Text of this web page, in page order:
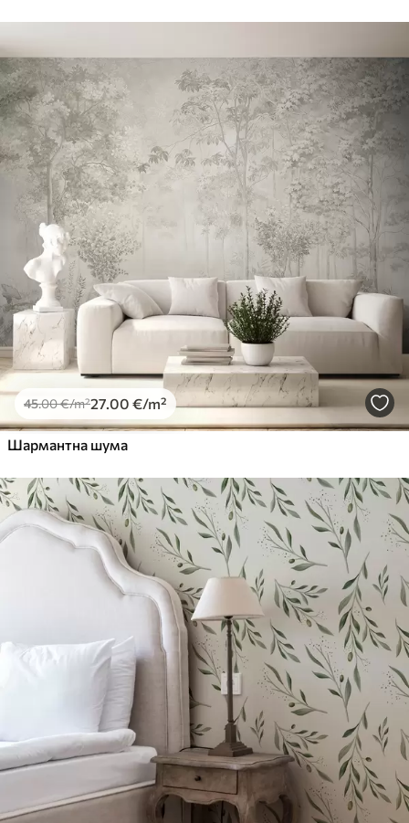
45.00€/m²27.00 €/m²
Шармантна шума